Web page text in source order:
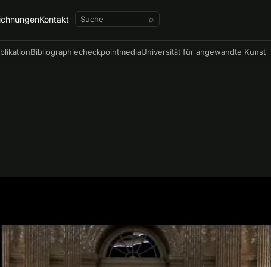
Kontakt ⌕
BibliographiecheckpointmediaUniversität für angewandte Kunst